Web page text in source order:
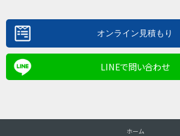
LINEで問い合わせ
ホーム